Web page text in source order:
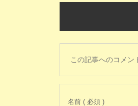
この記事へのコメン
名前 ( 必須 )